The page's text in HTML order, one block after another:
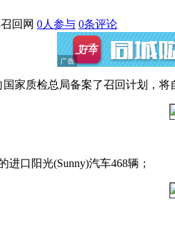
回网 0人参与 0条评论
国家质检总局备案了召回计划，
进口阳光(Sunny)汽车468辆；